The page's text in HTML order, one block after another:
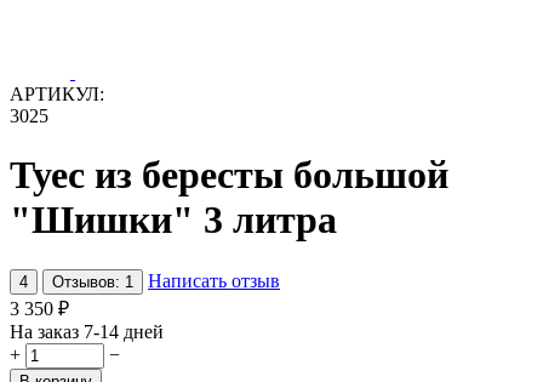
АРТИКУЛ:
3025
Туес из бересты большой
"Шишки" 3 литра
4 Отзывов: 1
Написать отзыв
3 350 ₽
На заказ 7-14 дней
+
−